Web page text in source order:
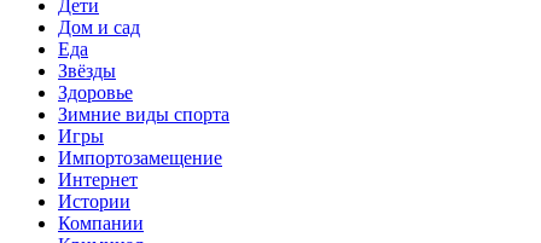
Дети
Дом и сад
Еда
Звёзды
Здоровье
Зимние виды спорта
Игры
Импортозамещение
Интернет
Истории
Компании